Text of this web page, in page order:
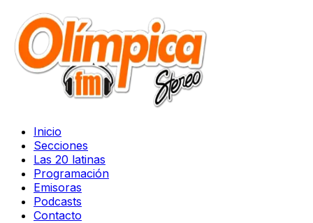
Inicio
Secciones
Las 20 latinas
Programación
Emisoras
Podcasts
Contacto